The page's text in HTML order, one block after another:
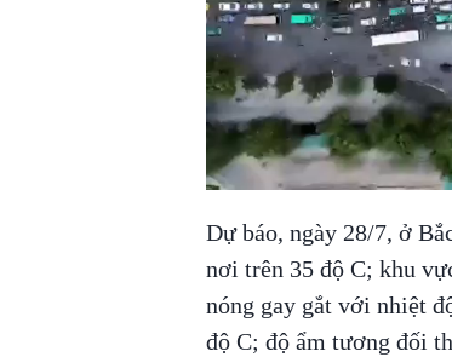
Dự báo, ngày 28/7, ở
nơi trên 35 độ C; khu
nóng gay gắt với nhiệt
độ C; độ ẩm tương đối